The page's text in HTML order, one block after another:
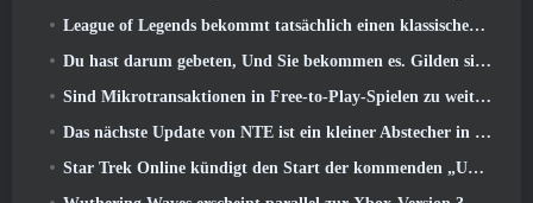
League of Legends bekommt tatsächlich einen klassischen Modus
Du hast darum gebeten, Und Sie bekommen es. Gilden sind jetzt in Eterspire verfügbar
Sind Mikrotransaktionen in Free-to-Play-Spielen zu weit gegangen??
Das nächste Update von NTE ist ein kleiner Abstecher in ein Fantasy-Tabletop-Spiel
Star Trek Online kündigt den Start der kommenden „Undiscovered“-Staffel an